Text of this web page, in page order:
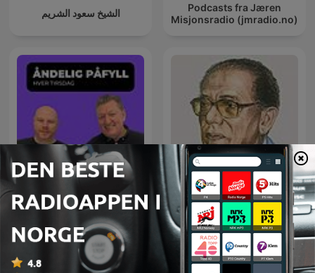
الشيخ سعود الشريم
Podcasts fra Jæren
Misjonsradio (jmradio.no)
Åndelig Påfyll - hver
tirsdag
العلم والإيمان - د. مصطفى
محمود